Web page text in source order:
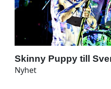
Skinny Puppy till
Nyhet